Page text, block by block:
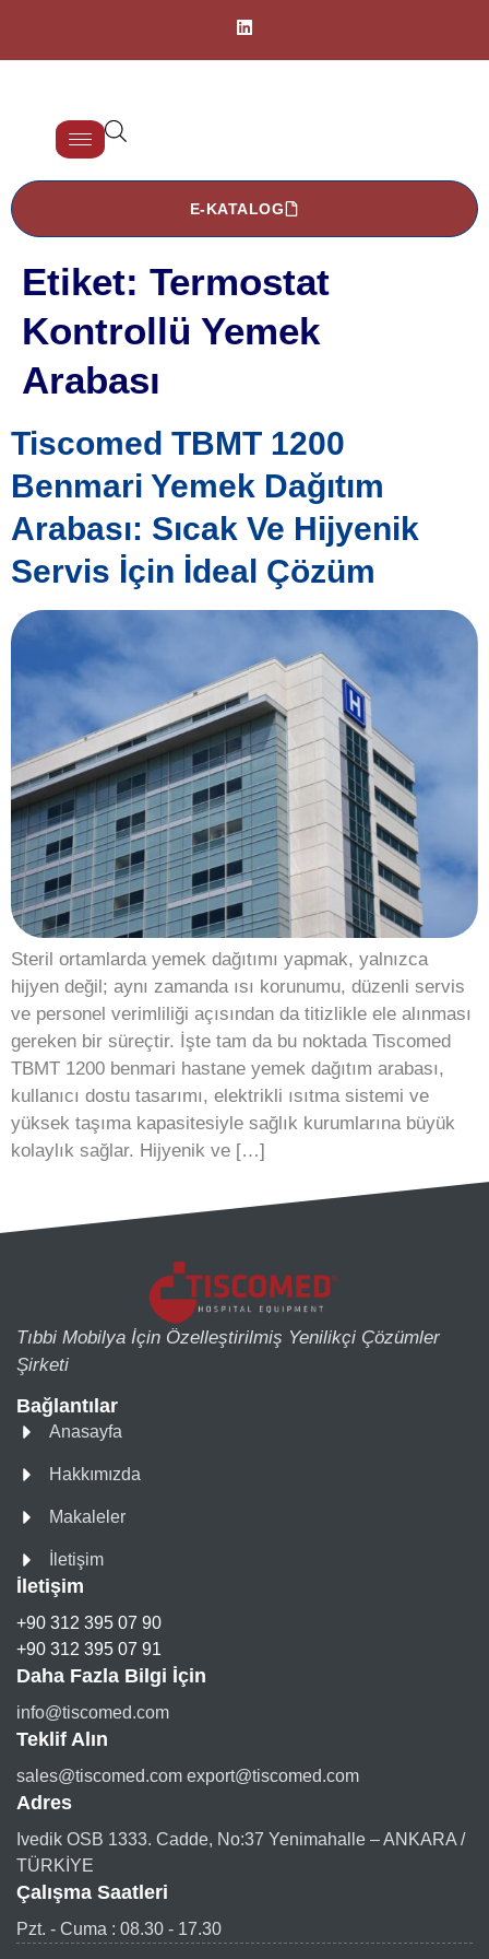
E-KATALOG
Etiket: Termostat
Kontrollü Yemek
Arabası
Tiscomed TBMT 1200
Benmari Yemek Dağıtım
Arabası: Sıcak Ve Hijyenik
Servis İçin İdeal Çözüm
Steril ortamlarda yemek dağıtımı yapmak, yalnızca
hijyen değil; aynı zamanda ısı korunumu, düzenli servis
ve personel verimliliği açısından da titizlikle ele alınması
gereken bir süreçtir. İşte tam da bu noktada Tiscomed
TBMT 1200 benmari hastane yemek dağıtım arabası,
kullanıcı dostu tasarımı, elektrikli ısıtma sistemi ve
yüksek taşıma kapasitesiyle sağlık kurumlarına büyük
kolaylık sağlar. Hijyenik ve […]
Tıbbi Mobilya İçin Özelleştirilmiş Yenilikçi Çözümler
Şirketi
Bağlantılar
Anasayfa
Hakkımızda
Makaleler
İletişim
İletişim
+90 312 395 07 90
+90 312 395 07 91
Daha Fazla Bilgi İçin
info@tiscomed.com
Teklif Alın
sales@tiscomed.com export@tiscomed.com
Adres
Ivedik OSB 1333. Cadde, No:37 Yenimahalle – ANKARA /
TÜRKİYE
Çalışma Saatleri
Pzt. - Cuma : 08.30 - 17.30